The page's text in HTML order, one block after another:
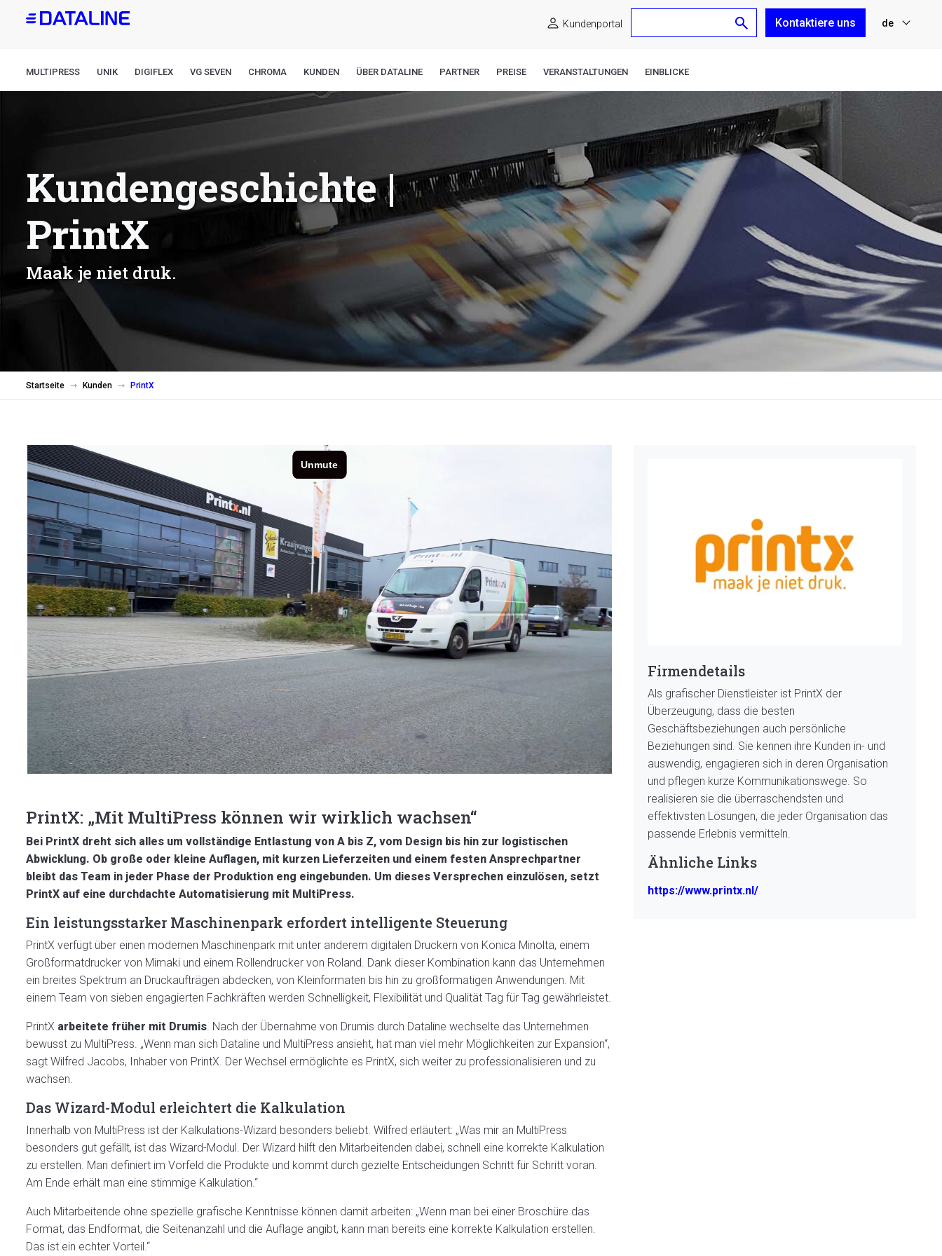
Kundenportal Kontaktiere uns de
MULTIPRESS UNIK DIGIFLEX VG SEVEN CHROMA KUNDEN ÜBER DATALINE PARTNER PREISE VERANSTALTUNGEN EINBLICKE
Kundengeschichte |
PrintX
Maak je niet druk.
Startseite Kunden PrintX
PrintX: „Mit MultiPress können wir wirklich wachsen“
Bei PrintX dreht sich alles um vollständige Entlastung von A bis Z, vom Design bis hin zur logistischen
Abwicklung. Ob große oder kleine Auflagen, mit kurzen Lieferzeiten und einem festen Ansprechpartner
bleibt das Team in jeder Phase der Produktion eng eingebunden. Um dieses Versprechen einzulösen, setzt
PrintX auf eine durchdachte Automatisierung mit MultiPress.
Ein leistungsstarker Maschinenpark erfordert intelligente Steuerung
PrintX verfügt über einen modernen Maschinenpark mit unter anderem digitalen Druckern von Konica Minolta, einem
Großformatdrucker von Mimaki und einem Rollendrucker von Roland. Dank dieser Kombination kann das Unternehmen
ein breites Spektrum an Druckaufträgen abdecken, von Kleinformaten bis hin zu großformatigen Anwendungen. Mit
einem Team von sieben engagierten Fachkräften werden Schnelligkeit, Flexibilität und Qualität Tag für Tag gewährleistet.
PrintX arbeitete früher mit Drumis . Nach der Übernahme von Drumis durch Dataline wechselte das Unternehmen
bewusst zu MultiPress. „Wenn man sich Dataline und MultiPress ansieht, hat man viel mehr Möglichkeiten zur Expansion“,
sagt Wilfred Jacobs, Inhaber von PrintX. Der Wechsel ermöglichte es PrintX, sich weiter zu professionalisieren und zu
wachsen.
Das Wizard-Modul erleichtert die Kalkulation
Innerhalb von MultiPress ist der Kalkulations-Wizard besonders beliebt. Wilfred erläutert: „Was mir an MultiPress
besonders gut gefällt, ist das Wizard-Modul. Der Wizard hilft den Mitarbeitenden dabei, schnell eine korrekte Kalkulation
zu erstellen. Man definiert im Vorfeld die Produkte und kommt durch gezielte Entscheidungen Schritt für Schritt voran.
Am Ende erhält man eine stimmige Kalkulation.“
Auch Mitarbeitende ohne spezielle grafische Kenntnisse können damit arbeiten: „Wenn man bei einer Broschüre das
Format, das Endformat, die Seitenanzahl und die Auflage angibt, kann man bereits eine korrekte Kalkulation erstellen.
Das ist ein echter Vorteil.“
Firmendetails
Als grafischer Dienstleister ist PrintX der
Überzeugung, dass die besten
Geschäftsbeziehungen auch persönliche
Beziehungen sind. Sie kennen ihre Kunden in- und
auswendig, engagieren sich in deren Organisation
und pflegen kurze Kommunikationswege. So
realisieren sie die überraschendsten und
effektivsten Lösungen, die jeder Organisation das
passende Erlebnis vermitteln.
Ähnliche Links
https://www.printx.nl/